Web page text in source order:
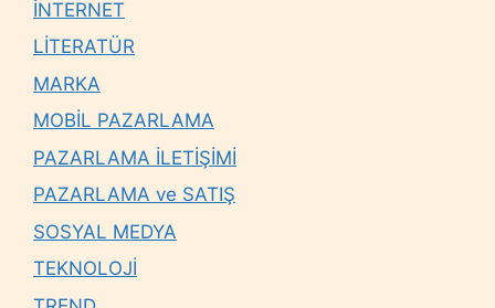
İNTERNET
LİTERATÜR
MARKA
MOBİL PAZARLAMA
PAZARLAMA İLETİŞİMİ
PAZARLAMA ve SATIŞ
SOSYAL MEDYA
TEKNOLOJİ